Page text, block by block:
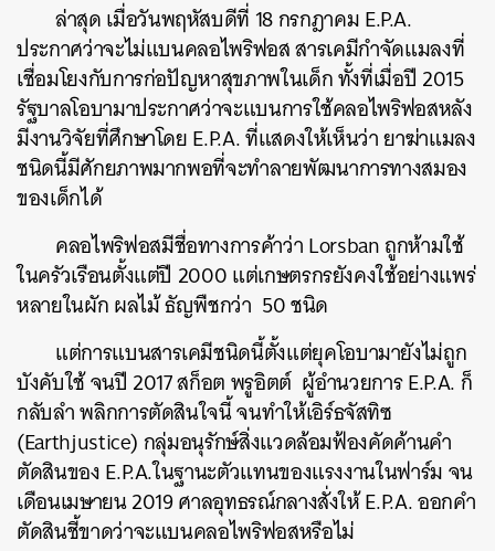
ล่าสุดเมื่อวันพฤหัสบดีที่ 18 กรกฎาคมE.P.A.
ประกาศว่าจะไม่แบนคลอไพริฟอสสารเคมีกำจัดแมลงที่
เชื่อมโยงกับการก่อปัญหาสุขภาพในเด็ก ทั้งที่เมื่อปี 2015
รัฐบาลโอบามาประกาศว่าจะแบนการใช้คลอไพริฟอสหลัง
มีงานวิจัยที่ศึกษาโดย E.P.A. ที่แสดงให้เห็นว่า ยาฆ่าแมลง
ชนิดนี้มีศักยภาพมากพอที่จะทำลายพัฒนาการทางสมอง
ของเด็กได้
คลอไพริฟอสมีชื่อทางการค้าว่า Lorsban ถูกห้ามใช้
ในครัวเรือนตั้งแต่ปี 2000 แต่เกษตรกรยังคงใช้อย่างแพร่
หลายในผัก ผลไม้ ธัญพืชกว่า 50 ชนิด
แต่การแบนสารเคมีชนิดนี้ตั้งแต่ยุคโอบามายังไม่ถูก
บังคับใช้ จนปี 2017 สก็อต พรูอิตต์ ผู้อำนวยการ E.P.A. ก็
กลับลำ พลิกการตัดสินใจนี้ จนทำให้เอิร์ธจัสทิซ
(Earthjustice) กลุ่มอนุรักษ์สิ่งแวดล้อมฟ้องคัดค้านคำ
ตัดสินของ E.P.A.ในฐานะตัวแทนของแรงงานในฟาร์ม จน
เดือนเมษายน 2019 ศาลอุทธรณ์กลางสั่งให้ E.P.A. ออกคำ
ตัดสินชี้ขาดว่าจะแบนคลอไพริฟอสหรือไม่